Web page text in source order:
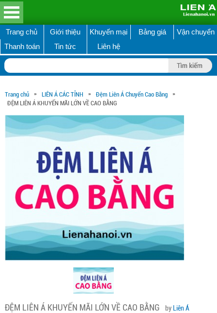
Trang chủ Giới thiệu Khuyến mại Bảng giá
Vận chuyển
Thanh toán
Tin tức Liên hệ
Trang chủ » LIÊN Á CÁC TỈNH » Đệm Liên Á Chuyển Cao Bằng
»
ĐỆM LIÊN Á KHUYẾN MÃI LỚN VỀ CAO BẰNG
ĐỆM LIÊN Á KHUYẾN MÃI LỚN VỀ CAO BẰNG by Liên Á